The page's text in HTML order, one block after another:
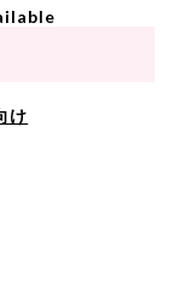
け